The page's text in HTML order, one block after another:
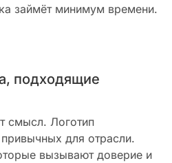
займёт минимум времени.
подходящие
смысл. Логотип
для отрасли.
вызывают доверие и